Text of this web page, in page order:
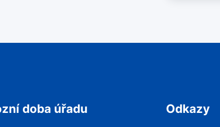
doba úřadu Odkazy